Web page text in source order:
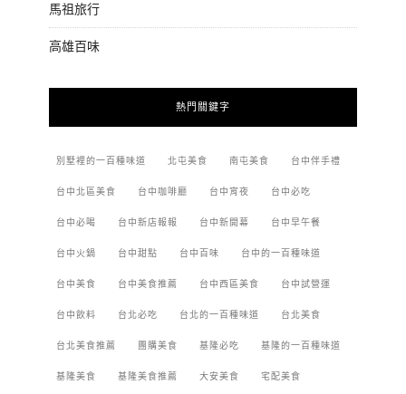
馬祖旅行
高雄百味
熱門關鍵字
別墅裡的一百種味道 北屯美食 南屯美食 台中伴手禮
台中北區美食 台中咖啡廳 台中宵夜 台中必吃
台中必喝 台中新店報報 台中新開幕 台中早午餐
台中火鍋 台中甜點 台中百味 台中的一百種味道
台中美食 台中美食推薦 台中西區美食 台中試營運
台中飲料 台北必吃 台北的一百種味道 台北美食
台北美食推薦 團購美食 基隆必吃 基隆的一百種味道
基隆美食 基隆美食推薦 大安美食 宅配美食